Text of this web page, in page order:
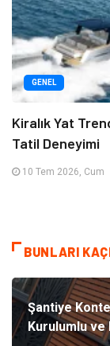
GENEL
Kiralık Yat
Tatil Deneyimi
10 Tem 2026, Cum
BUNLARI
Şantiye
Kurulumlu